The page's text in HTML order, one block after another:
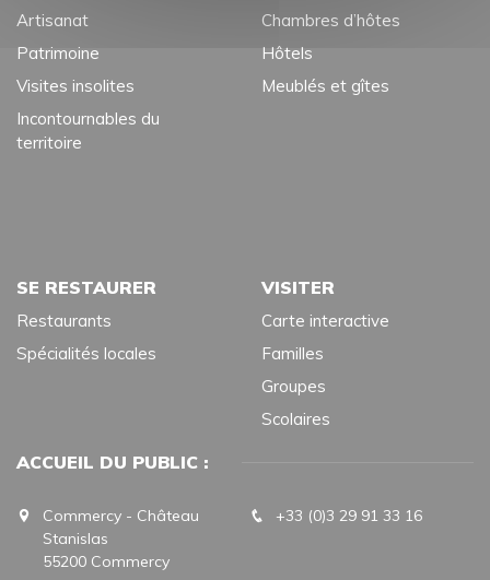
Artisanat
Patrimoine
Visites insolites
Incontournables du
territoire
Chambres d’hôtes
Hôtels
Meublés et gîtes
SE RESTAURER
Restaurants
Spécialités locales
VISITER
Carte interactive
Familles
Groupes
Scolaires
ACCUEIL DU PUBLIC :
Commercy - Château
Stanislas
55200 Commercy
+33 (0)3 29 91 33 16